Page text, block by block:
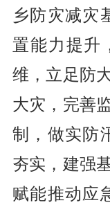
乡防灾减灾
置能力提升
维，立足防
大灾，完善
制，做实防
夯实，建强
赋能推动应